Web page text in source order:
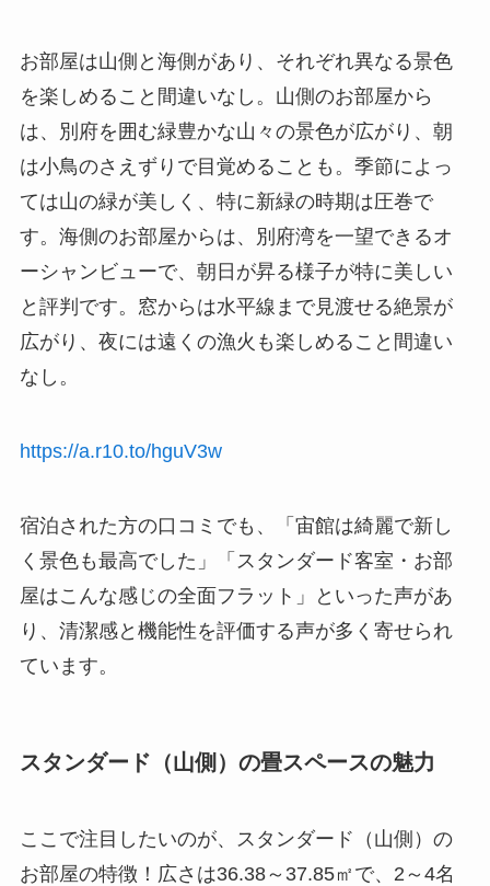
お部屋は山側と海側があり、それぞれ異なる景色
を楽しめること間違いなし。山側のお部屋から
は、別府を囲む緑豊かな山々の景色が広がり、朝
は小鳥のさえずりで目覚めることも。季節によっ
ては山の緑が美しく、特に新緑の時期は圧巻で
す。海側のお部屋からは、別府湾を一望できるオ
ーシャンビューで、朝日が昇る様子が特に美しい
と評判です。窓からは水平線まで見渡せる絶景が
広がり、夜には遠くの漁火も楽しめること間違い
なし。
https://a.r10.to/hguV3w
宿泊された方の口コミでも、「宙館は綺麗で新し
く景色も最高でした」「スタンダード客室・お部
屋はこんな感じの全面フラット」といった声があ
り、清潔感と機能性を評価する声が多く寄せられ
ています。
スタンダード（山側）の畳スペースの魅力
ここで注目したいのが、スタンダード（山側）の
お部屋の特徴！広さは36.38～37.85㎡で、2～4名